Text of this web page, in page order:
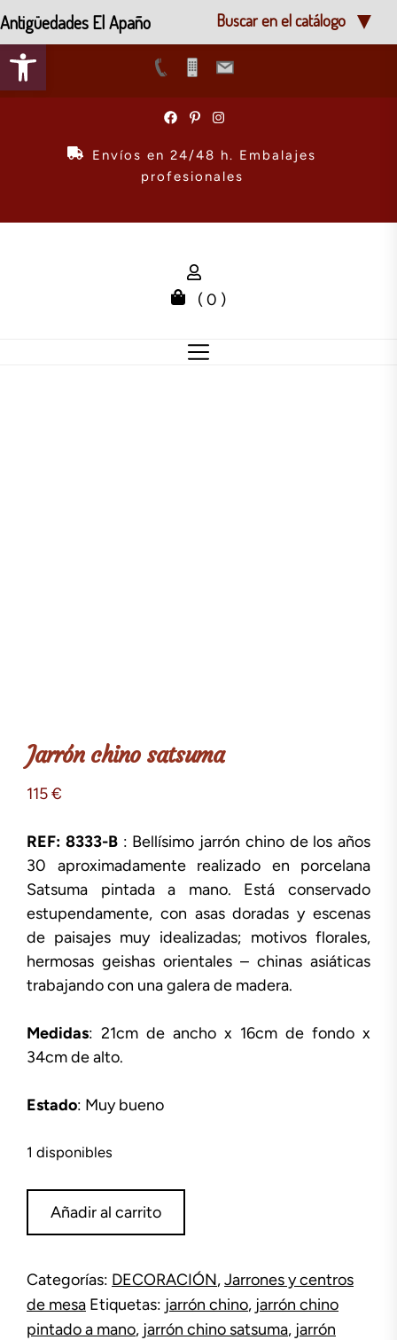
Abrir barra de herramientas
Envíos en 24/48 h. Embalajes
profesionales
( 0 )
Jarrón chino satsuma
115€
REF: 8333-B: Bellísimo jarrón chino de los años
30 aproximadamente realizado en porcelana
Satsuma pintada a mano. Está conservado
estupendamente, con asas doradas y escenas
de paisajes muy idealizadas; motivos florales,
hermosas geishas orientales – chinas asiáticas
trabajando con una galera de madera.
Medidas: 21cm de ancho x 16cm de fondo x
34cm de alto.
Estado: Muy bueno
1 disponibles
chinoAñadir al carrito
Categorías: DECORACIÓN,Jarrones y centros
de mesa Etiquetas: jarrón chino, jarrón chino
pintado a mano, jarrón chino satsuma, jarrón
Antigüedades El Apaño Buscar en el catálogo